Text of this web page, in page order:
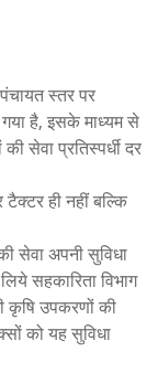
स्तर पर
है, इसके माध्यम से
सेवा प्रतिस्पर्धी दर
ही नहीं बल्कि
सेवा अपनी सुविधा
सहकारिता विभाग
कृषि उपकरणों की
को यह सुविधा